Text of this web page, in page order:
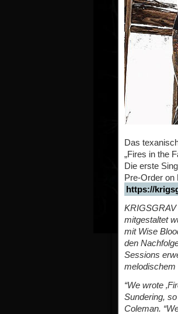
Das
„Fires in the
Die erste
Pre-Order on
https://
KRIGSGRAV
mitgestaltet
mit Wise
den
Sessions
melodischem
“We wrote
Sundering,
Coleman.